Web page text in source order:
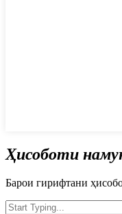
Ҳисоботи
Барои гирифтани